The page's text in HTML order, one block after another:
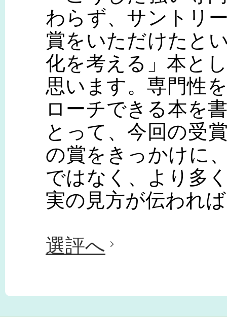
わらず、サントリ
賞をいただけたと
化を考える」本と
思います。専門性
ローチできる本を
とって、今回の受
の賞をきっかけに
ではなく、より多
実の見方が伝われ
選評へ